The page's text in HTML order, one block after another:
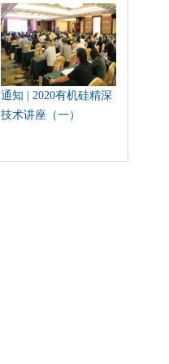
通知 | 2020有机硅精深
技术讲座（一）